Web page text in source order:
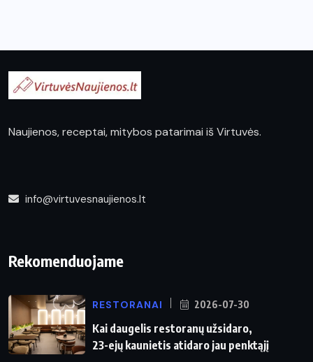
Naujienos, receptai, mitybos patarimai iš Virtuvės.
info@virtuvesnaujienos.lt
Rekomenduojame
RESTORANAI 2026-07-30
Kai daugelis restoranų užsidaro,
23-ejų kaunietis atidaro jau penktąjį